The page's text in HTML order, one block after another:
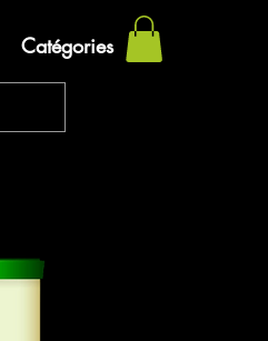
Catégories